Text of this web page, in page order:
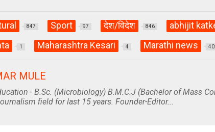
847 Sport 97 देश/विदेश 846 abhijit
1 Maharashtra Kesari 4 Marathi news
MULE
- B.Sc. (Microbiology) B.M.C.J (Bachelor of Mass
field for last 15 years. Founder-Editor...